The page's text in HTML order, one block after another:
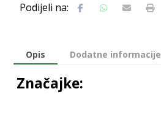
Opis Dodatne informacije
Značajke: